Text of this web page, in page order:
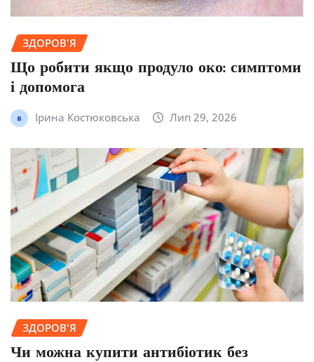
ЗДОРОВ'Я
Що робити якщо продуло око: симптоми
і допомога
Ірина Костюковська Лип 29, 2026
ЗДОРОВ'Я
Чи можна купити антибіотик без